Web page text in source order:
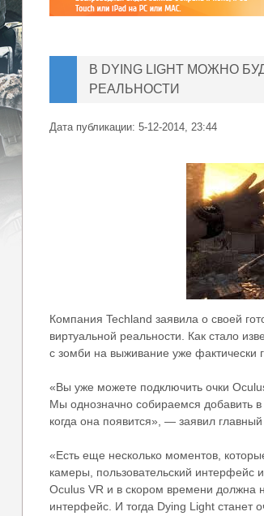
В DYING LIGHT МОЖНО
РЕАЛЬНОСТИ
Дата публикации: 5-12-2014, 23:44
Компания Techland заявила о своей
виртуальной реальности. Как стало
с зомби на выживание уже фактически
«Вы уже можете подключить очки
Мы однозначно собираемся добавить в
когда она появится», — заявил
«Есть еще несколько моментов,
камеры, пользовательский интерфейс
Oculus VR и в скором времени должна
интерфейс. И тогда Dying Light станет